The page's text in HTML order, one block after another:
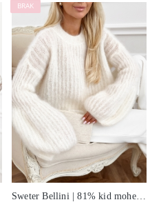
Sweter Bellini | 81% kid moher | milk ♡